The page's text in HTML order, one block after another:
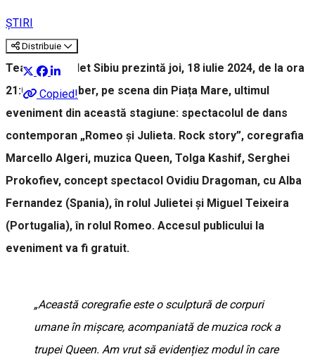
ȘTIRI
Distribuie
Copied!
Teatrul de Balet Sibiu prezintă joi, 18 iulie 2024, de la ora
21:00, în aer liber, pe scena din Piața Mare, ultimul
eveniment din această stagiune: spectacolul de dans
contemporan „Romeo și Julieta. Rock story”, coregrafia
Marcello Algeri, muzica Queen, Tolga Kashif, Serghei
Prokofiev, concept spectacol Ovidiu Dragoman, cu Alba
Fernandez (Spania), în rolul Julietei și Miguel Teixeira
(Portugalia), în rolul Romeo. Accesul publicului la
eveniment va fi gratuit.
„Această coregrafie este o sculptură de corpuri
umane în mișcare, acompaniată de muzica rock a
trupei Queen. Am vrut să evidențiez modul în care